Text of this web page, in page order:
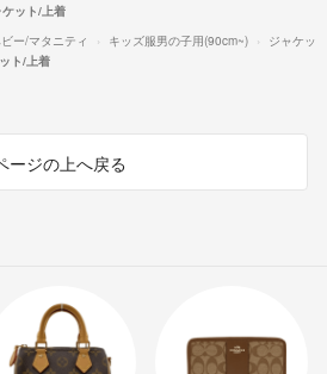
ケット/上着
ー/マタニティ キッズ服男の子用(90cm~)
ジャケッ
ト/上着
ージの上へ戻る